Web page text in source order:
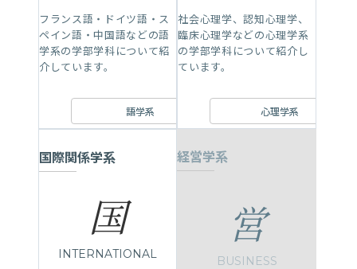
フランス語・ドイツ語・ス
ペイン語・中国語などの語
学系の学部学科について紹
介しています。
語学系
社会心理学、認知心理学、
臨床心理学などの心理学系
の学部学科について紹介し
ています。
心理学系
国際関係学系
国
INTERNATIONAL
経営学系
営
BUSINESS